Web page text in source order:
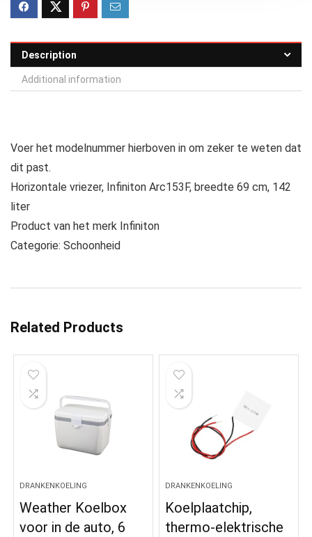
Description
Additional information
Voer het modelnummer hierboven in om zeker te weten dat
dit past.
Horizontale vriezer, Infiniton Arc153F, breedte 69 cm, 142
liter
Product van het merk Infiniton
Categorie: Schoonheid
Related Products
DRANKENKOELING
Weather Koelbox
voor in de auto, 6
DRANKENKOELING
Koelplaatchip,
thermo-elektrische